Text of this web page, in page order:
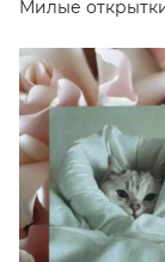
Милые